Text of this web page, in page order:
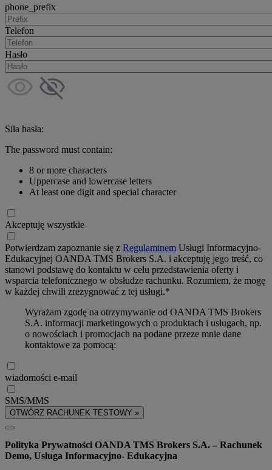
phone_prefix
Telefon
Hasło
Siła hasła:
The password must contain:
8 or more characters
Uppercase and lowercase letters
At least one digit and special character
Akceptuję wszystkie
Potwierdzam zapoznanie się z Regulaminem Usługi Informacyjno-
Edukacyjnej OANDA TMS Brokers S.A. i akceptuję jego treść, co
stanowi podstawę do kontaktu w celu przedstawienia oferty i
wsparcia telefonicznego w obsłudze rachunku. Rozumiem, że mogę
w każdej chwili zrezygnować z tej usługi.*
Wyrażam zgodę na otrzymywanie od OANDA TMS Brokers
S.A. informacji marketingowych o produktach i usługach, np.
o nowościach i promocjach na podane przeze mnie dane
kontaktowe za pomocą:
wiadomości e-mail
SMS/MMS
OTWÓRZ RACHUNEK TESTOWY »
Polityka Prywatności OANDA TMS Brokers S.A. – Rachunek
Demo, Usługa Informacyjno- Edukacyjna